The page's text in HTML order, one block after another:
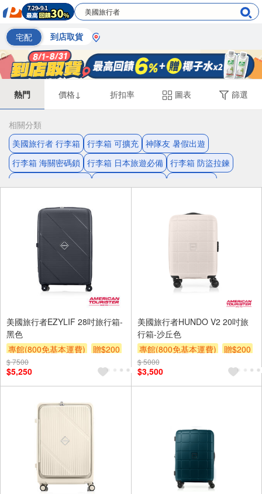
宅配 到店取貨
熱門 價格↓ 折扣率 圖表 篩選
相關分類
美國旅行者 行李箱 行李箱 可擴充 神隊友 暑假出遊
行李箱 海關密碼鎖
行李箱 日本旅遊必備 行李箱 防盜拉鍊
美國旅行者EZYLIF 28吋旅行箱-
黑色
專館(800免基本運費)
贈$200
$ 7500
$5,250
美國旅行者HUNDO V2 20吋旅
行箱-沙丘色
專館(800免基本運費)
贈$200
$ 5000
$3,500